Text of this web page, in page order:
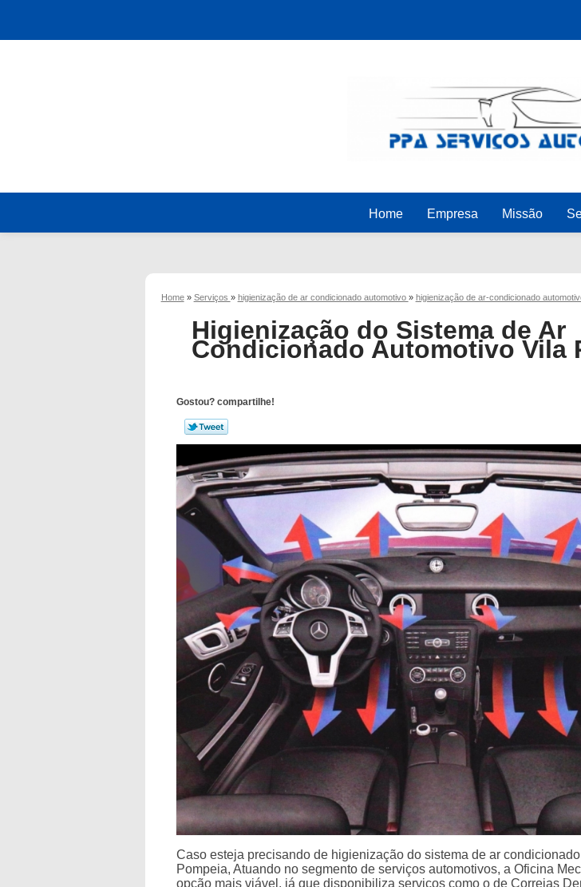
Home Empresa Missão
Home » Serviços » higienização de ar condicionado automotivo » higienização de ar-condicionado
Higienização do Sistema de Ar
Condicionado Automotivo Vila
Gostou? compartilhe!
Caso esteja precisando de higienização do sistema de ar
Pompeia, Atuando no segmento de serviços automotivos, a Oficina
opção mais viável, já que disponibiliza serviços como o de Correias